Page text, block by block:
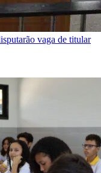
vaga de titular